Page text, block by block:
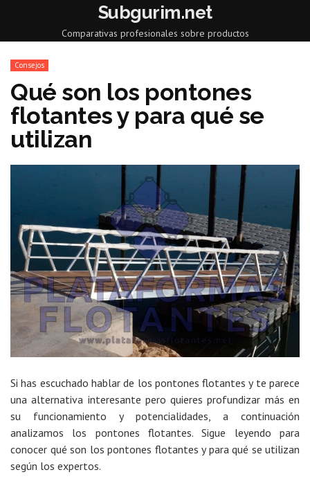
Subgurim.net
Comparativas profesionales sobre productos
Consejos
Qué son los pontones
flotantes y para qué se
utilizan
Si has escuchado hablar de los pontones flotantes y te parece
una alternativa interesante pero quieres profundizar más en
su funcionamiento y potencialidades, a continuación
analizamos los pontones flotantes. Sigue leyendo para
conocer qué son los pontones flotantes y para qué se utilizan
según los expertos.